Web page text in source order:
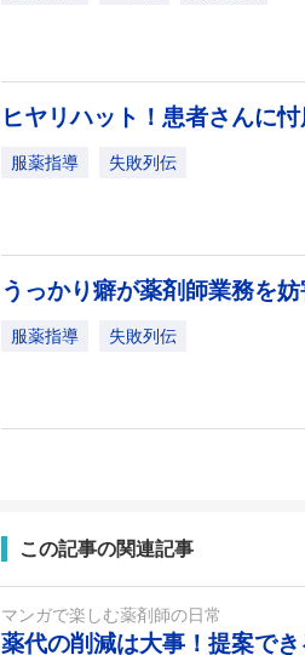
ヒヤリハット！患者さんに
服薬指導 失敗列伝
うっかり癖が薬剤師業務を妨
服薬指導 失敗列伝
この記事の関連記事
マンガで楽しむ薬剤師の日常
薬代の削減は大事！提案で